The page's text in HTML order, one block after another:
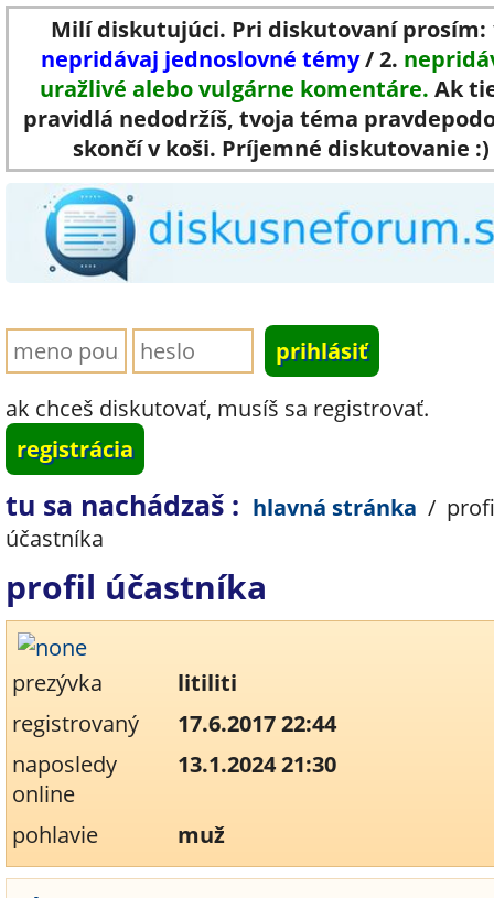
Milí diskutujúci. Pri diskutovaní prosím:
nepridávaj jednoslovné témy/ 2.
uražlivé alebo vulgárne komentáre. Ak
pravidlá nedodržíš, tvoja téma
skončí v koši. Príjemné diskutovanie :)
ak chceš diskutovať, musíš sa registrovať.
registrácia
tu sa nachádzaš : hlavná stránka /
účastníka
profil účastníka
prezývka
litiliti
registrovaný
17.6.2017 22:44
naposledy
online
13.1.2024 21:30
pohlavie muž